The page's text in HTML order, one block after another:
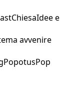
ChiesaIdee e
avvenire
PopotusPop